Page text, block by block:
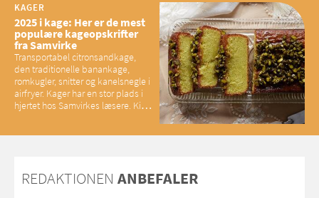
KAGER
2025 i kage: Her er de mest
populære kageopskrifter
fra Samvirke
Transportabel citronsandkage,
den traditionelle banankage,
romkugler, snitter og kanelsnegle i
airfryer. Kager har en stor plads i
hjertet hos Samvirkes læsere. Kig
REDAKTIONEN ANBEFALER